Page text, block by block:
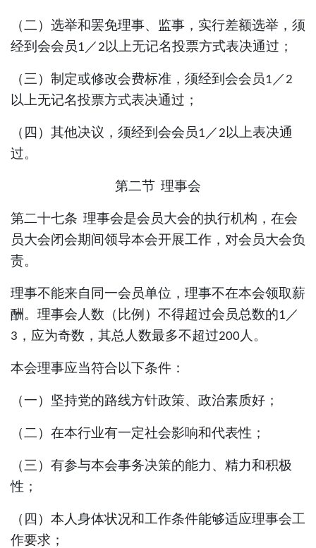
（二）选举和罢免理事、监事 ， 实行差额选举 ， 须
经到会会员1 ／2 以上无记名投票方式表决通过；
（三 ）制定或修改会费标准，须经到会会员1 ／2
以上无记名投票方式表决通过；
（ 四）其他决议，须经到会会员1 ／2 以上表决通
过。
第二节 理事会
第二十七条 理事会是会员大会的执行机构，在会
员大会闭会期间领导本会开展工作，对会员大会负
责。
理事不能来自同一会员单位，理事不在本会领取薪
酬。理事会人数（比例）不得超过会员总数的1 ／
3 ，应为奇数，其总人数最多不超过200 人。
本会理事应当符合以下条件：
（一）坚持党的路线方针政策、政治素质好；
（二）在本行业有一定社会影响和代表性；
（三）有参与本会事务决策的能力、精力和积极
性；
（四）本人身体状况和工作条件能够适应理事会工
作要求；